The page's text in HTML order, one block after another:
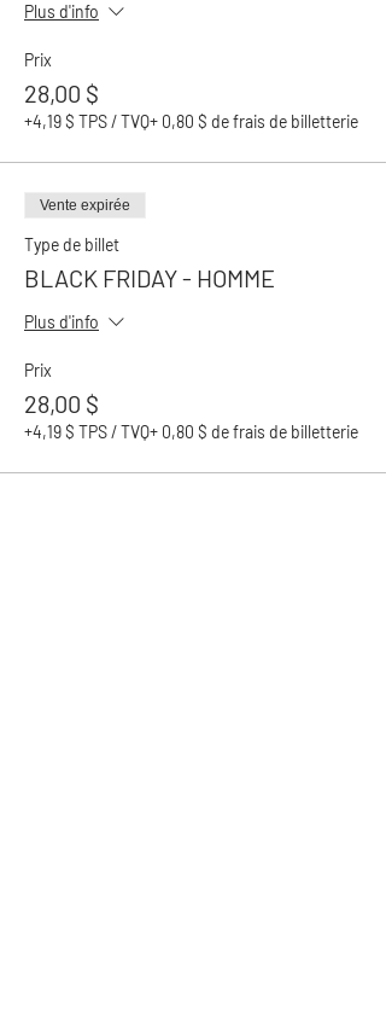
Plus d'info
Prix
28,00 $
+4,19 $ TPS / TVQ+ 0,80 $ de frais de billetterie
Vente expirée
Type de billet
BLACK FRIDAY - HOMME
Plus d'info
Prix
28,00 $
+4,19 $ TPS / TVQ+ 0,80 $ de frais de billetterie